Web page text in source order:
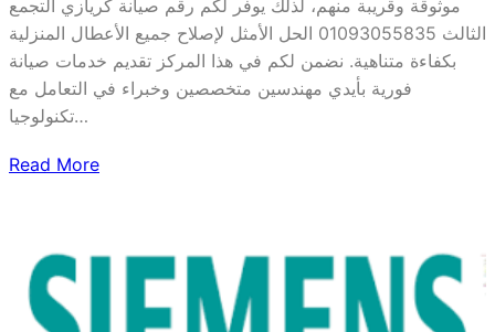
موثوقة وقريبة منهم، لذلك يوفر لكم رقم صيانة كريازي التجمع
الثالث 01093055835 الحل الأمثل لإصلاح جميع الأعطال المنزلية
بكفاءة متناهية. نضمن لكم في هذا المركز تقديم خدمات صيانة
فورية بأيدي مهندسين متخصصين وخبراء في التعامل مع
تكنولوجيا…
Read More